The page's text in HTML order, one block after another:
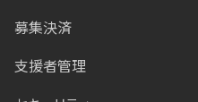
募集決済
支援者管理